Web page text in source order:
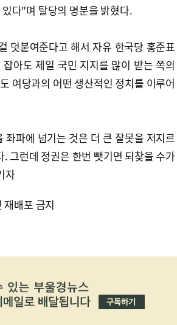
다"며 탈당의 명분을 밝혔다.
덧붙여준다고 해서 자유 한국당 홍준표
아도 제일 국민 지지를 많이 받는 쪽의
여당과의 어떤 생산적인 정치를 이루어
파에 넘기는 것은 더 큰 잘못을 저지르
그런데 정권은 한번 뺏기면 되찾을 수가
자
배포 금지